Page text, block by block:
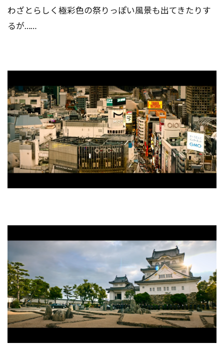
わざとらしく極彩色の祭りっぽい風景も出てきたりす
るが……